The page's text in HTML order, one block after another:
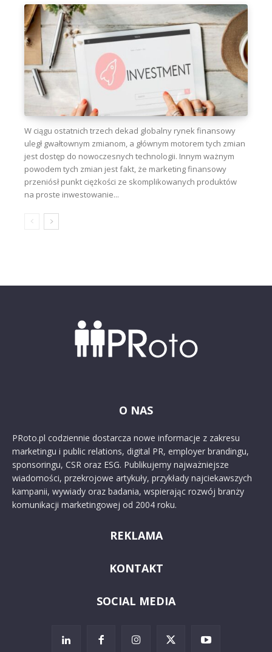
W ciągu ostatnich trzech dekad globalny rynek finansowy
uległ gwałtownym zmianom, a głównym motorem tych zmian
jest dostęp do nowoczesnych technologii. Innym ważnym
powodem tych zmian jest fakt, że marketing finansowy
przeniósł punkt ciężkości ze skomplikowanych produktów
na proste inwestowanie...
O NAS
PRoto.pl codziennie dostarcza nowe informacje z zakresu
marketingu i public relations, digital PR, employer brandingu,
sponsoringu, CSR oraz ESG. Publikujemy najważniejsze
wiadomości, przekrojowe artykuły, przykłady najciekawszych
kampanii, wywiady oraz badania, wspierając rozwój branży
komunikacji marketingowej od 2004 roku.
REKLAMA
KONTAKT
SOCIAL MEDIA